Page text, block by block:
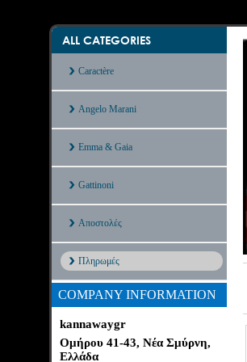
ALL CATEGORIES
Caractère
Angelo Marani
Emma & Gaia
Gattinoni
Αποστολές
Πληρωμές
COMPANY INFORMATION
kannawaygr
Ομήρου 41-43, Νέα Σμύρνη,
Ελλάδα